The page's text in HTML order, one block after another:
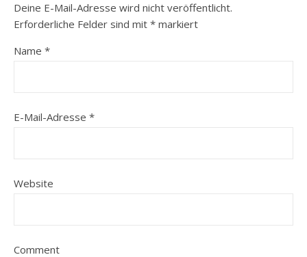
Deine E-Mail-Adresse wird nicht veröffentlicht.
Erforderliche Felder sind mit * markiert
Name *
E-Mail-Adresse *
Website
Comment